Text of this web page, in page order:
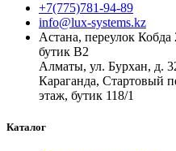
+7(775)781-94-89
info@lux-systems.kz
Астана, переулок
бутик B2
Алматы, ул. Бурхан, д.
Караганда, Стартовый
этаж, бутик 118/1
Каталог